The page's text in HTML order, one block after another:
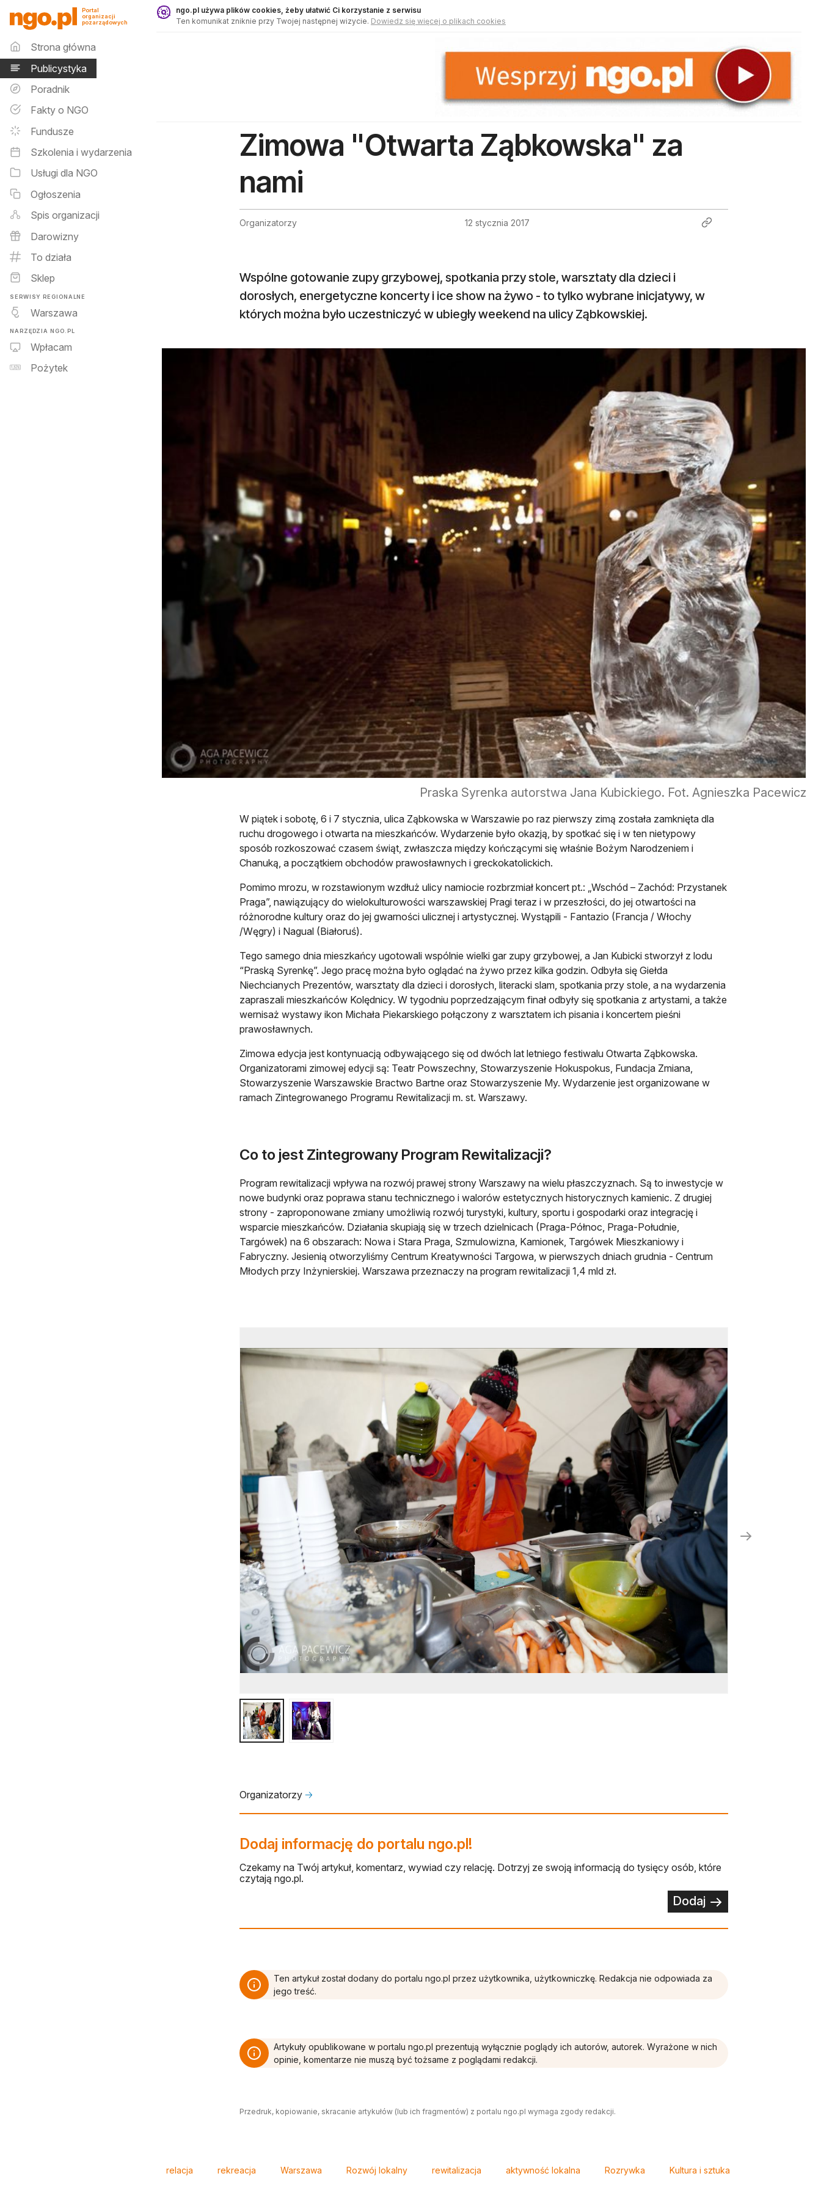
Publicystyka - ngo.pl
Portal
organizacji
pozarządowych
Menu główne
Strona główna
Publicystyka
Poradnik
Fakty o NGO
Fundusze
Szkolenia i wydarzenia
Usługi dla NGO
Ogłoszenia
Spis organizacji
Darowizny
To działa
Sklep
SERWISY REGIONALNE
Warszawa
NARZĘDZIA NGO.PL
Wpłacam
Pożytek
ngo.pl używa plików cookies, żeby ułatwić Ci korzystanie z serwisu
Ten komunikat zniknie przy Twojej następnej wizycie. Dowiedz się więcej o plikach cookies
Zimowa "Otwarta Ząbkowska" za
nami
Organizatorzy 12 stycznia 2017
Wspólne gotowanie zupy grzybowej, spotkania przy stole, warsztaty dla dzieci i
dorosłych, energetyczne koncerty i ice show na żywo - to tylko wybrane inicjatywy, w
których można było uczestniczyć w ubiegły weekend na ulicy Ząbkowskiej.
Praska Syrenka autorstwa Jana Kubickiego. Fot. Agnieszka Pacewicz
W piątek i sobotę, 6 i 7 stycznia, ulica Ząbkowska w Warszawie po raz pierwszy zimą została zamknięta dla
ruchu drogowego i otwarta na mieszkańców. Wydarzenie było okazją, by spotkać się i w ten nietypowy
sposób rozkoszować czasem świąt, zwłaszcza między kończącymi się właśnie Bożym Narodzeniem i
Chanuką, a początkiem obchodów prawosławnych i greckokatolickich.
Pomimo mrozu, w rozstawionym wzdłuż ulicy namiocie rozbrzmiał koncert pt.: „Wschód – Zachód: Przystanek
Praga”, nawiązujący do wielokulturowości warszawskiej Pragi teraz i w przeszłości, do jej otwartości na
różnorodne kultury oraz do jej gwarności ulicznej i artystycznej. Wystąpili - Fantazio (Francja / Włochy
/Węgry) i Nagual (Białoruś).
Tego samego dnia mieszkańcy ugotowali wspólnie wielki gar zupy grzybowej, a Jan Kubicki stworzył z lodu
“Praską Syrenkę”. Jego pracę można było oglądać na żywo przez kilka godzin. Odbyła się Giełda
Niechcianych Prezentów, warsztaty dla dzieci i dorosłych, literacki slam, spotkania przy stole, a na wydarzenia
zapraszali mieszkańców Kolędnicy. W tygodniu poprzedzającym finał odbyły się spotkania z artystami, a także
wernisaż wystawy ikon Michała Piekarskiego połączony z warsztatem ich pisania i koncertem pieśni
prawosławnych.
Zimowa edycja jest kontynuacją odbywającego się od dwóch lat letniego festiwalu Otwarta Ząbkowska.
Organizatorami zimowej edycji są: Teatr Powszechny, Stowarzyszenie Hokuspokus, Fundacja Zmiana,
Stowarzyszenie Warszawskie Bractwo Bartne oraz Stowarzyszenie My. Wydarzenie jest organizowane w
ramach Zintegrowanego Programu Rewitalizacji m. st. Warszawy.
Co to jest Zintegrowany Program Rewitalizacji?
Program rewitalizacji wpływa na rozwój prawej strony Warszawy na wielu płaszczyznach. Są to inwestycje w
nowe budynki oraz poprawa stanu technicznego i walorów estetycznych historycznych kamienic. Z drugiej
strony - zaproponowane zmiany umożliwią rozwój turystyki, kultury, sportu i gospodarki oraz integrację i
wsparcie mieszkańców. Działania skupiają się w trzech dzielnicach (Praga-Północ, Praga-Południe,
Targówek) na 6 obszarach: Nowa i Stara Praga, Szmulowizna, Kamionek, Targówek Mieszkaniowy i
Fabryczny. Jesienią otworzyliśmy Centrum Kreatywności Targowa, w pierwszych dniach grudnia - Centrum
Młodych przy Inżynierskiej. Warszawa przeznaczy na program rewitalizacji 1,4 mld zł.
Organizatorzy 🡢
Dodaj informację do portalu ngo.pl!
Czekamy na Twój artykuł, komentarz, wywiad czy relację. Dotrzyj ze swoją informacją do tysięcy osób, które
czytają ngo.pl.
Dodaj
Ten artykuł został dodany do portalu ngo.pl przez użytkownika, użytkowniczkę. Redakcja nie odpowiada za
jego treść.
Artykuły opublikowane w portalu ngo.pl prezentują wyłącznie poglądy ich autorów, autorek. Wyrażone w nich
opinie, komentarze nie muszą być tożsame z poglądami redakcji.
Przedruk, kopiowanie, skracanie artykułów (lub ich fragmentów) z portalu ngo.pl wymaga zgody redakcji.
relacja rekreacja Warszawa Rozwój lokalny rewitalizacja aktywność lokalna Rozrywka Kultura i sztuka